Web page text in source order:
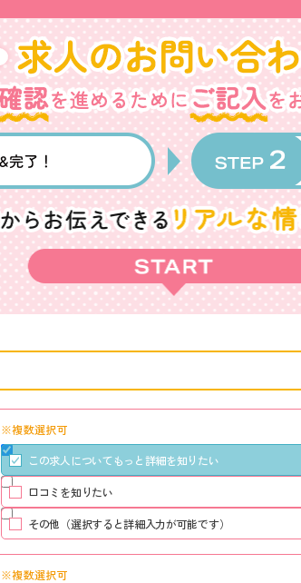
※複数選択可
この求人についてもっと詳細を知りたい
口コミを知りたい
その他（選択すると詳細入力が可能です）
※複数選択可